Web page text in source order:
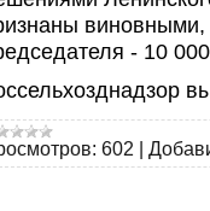
- 10
602 |